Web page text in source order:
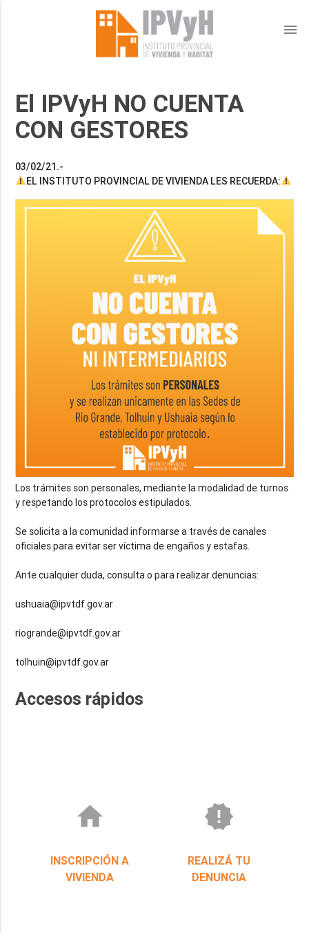
menu
El IPVyH NO CUENTA
CON GESTORES
03/02/21.-
EL INSTITUTO PROVINCIAL DE VIVIENDA LES RECUERDA:
Los trámites son personales, mediante la modalidad de turnos
y respetando los protocolos estipulados.
Se solicita a la comunidad informarse a través de canales
oficiales para evitar ser víctima de engaños y estafas.
Ante cualquier duda, consulta o para realizar denuncias:
ushuaia@ipvtdf.gov.ar
riogrande@ipvtdf.gov.ar
tolhuin@ipvtdf.gov.ar
Accesos rápidos
home
INSCRIPCIÓN A
VIVIENDA
new_releases
REALIZÁ TU
DENUNCIA